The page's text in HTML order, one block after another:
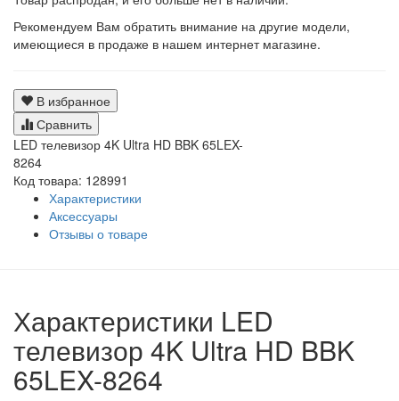
Рекомендуем Вам обратить внимание на другие модели,
имеющиеся в продаже в нашем интернет магазине.
В избранное
Сравнить
LED телевизор 4K Ultra HD BBK 65LEX-
8264
Код товара: 128991
Характеристики
Аксессуары
Отзывы о товаре
Характеристики LED
телевизор 4K Ultra HD BBK
65LEX-8264